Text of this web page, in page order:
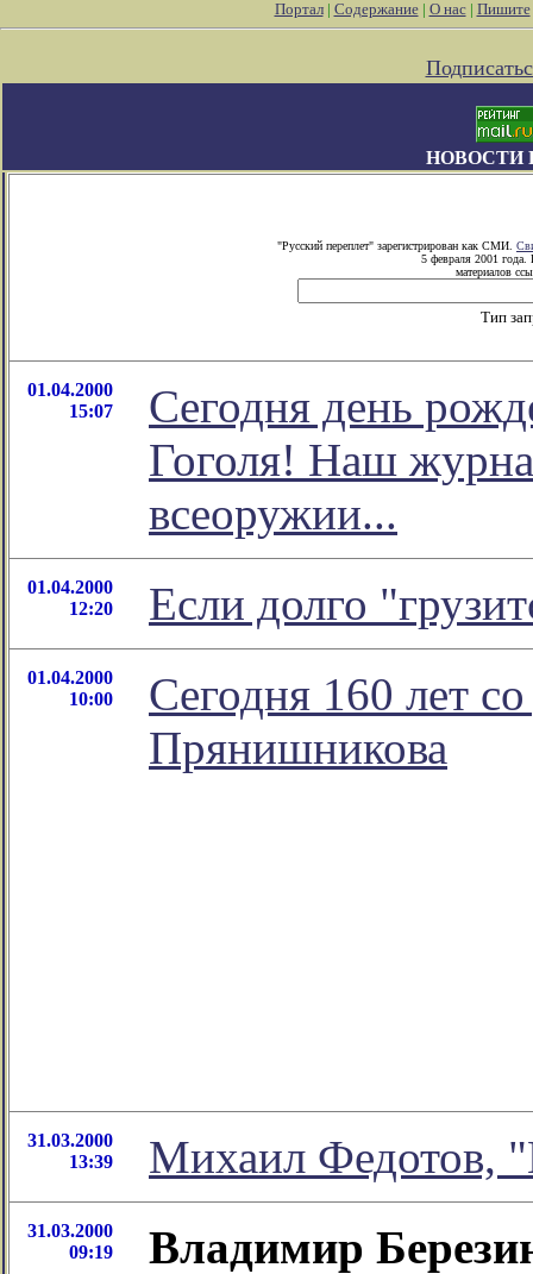
Портал| Содержание| О нас| Пишите
НОВОСТИ
"Русский переплет" зарегистрирован как СМИ.
5 февраля 2001 года.
материалов
Тип
01.04.2000
15:07
Сегодня день
Гоголя! Наш
всеоружии...
01.04.2000
12:20
Eсли долго
01.04.2000
10:00
Сегодня 160 лет
Прянишникова
31.03.2000
13:39
Михаил Федотов,
31.03.2000
09:19
Владимир